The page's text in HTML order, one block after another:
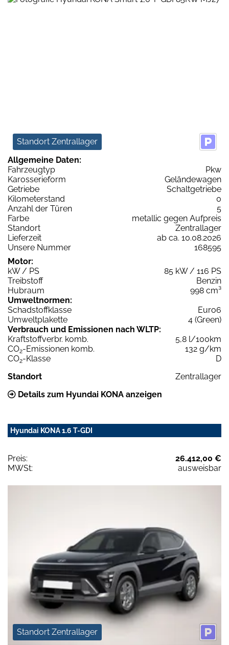
Standort Zentrallager
Allgemeine Daten:
Fahrzeugtyp
Pkw
Karosserieform
Geländewagen
Getriebe
Schaltgetriebe
Kilometerstand
0
Anzahl der Türen
5
Farbe
metallic gegen Aufpreis
Standort
Zentrallager
Lieferzeit
ab ca. 10.08.2026
Unsere Nummer
168595
Motor:
kW / PS
85 kW / 116 PS
Treibstoff
Benzin
Hubraum
998 cm³
Umweltnormen:
Schadstoffklasse
Euro6
Umweltplakette
4 (Green)
Verbrauch und Emissionen nach WLTP:
Kraftstoffverbr. komb.
5,8 l/100km
CO2-Emissionen komb.
132 g/km
CO2-Klasse
D
Standort
Zentrallager
Details zum Hyundai KONA anzeigen
Hyundai KONA 1.6 T-GDI
Preis:
26.412,00 €
MWSt:
ausweisbar
Standort Zentrallager